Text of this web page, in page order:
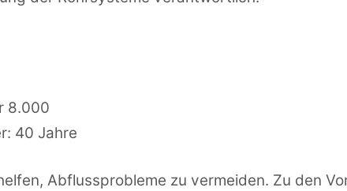
8.000
40 Jahre
Abflussprobleme zu vermeiden. Zu den